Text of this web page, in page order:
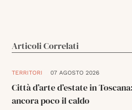
Articoli Correlati
TERRITORI 07 AGOSTO 2026
Città d’arte d’estate in
ancora poco il caldo